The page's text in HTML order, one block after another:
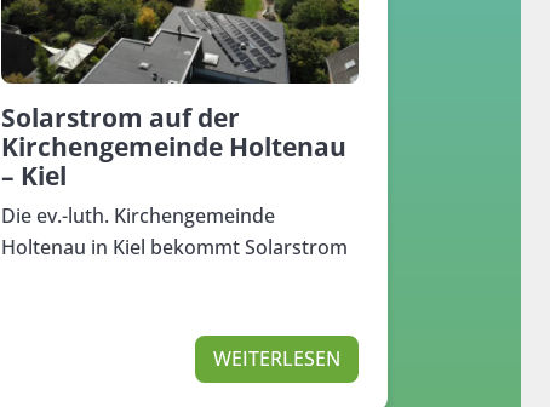
Solarstrom auf der
Kirchengemeinde Holtenau
– Kiel
Die ev.-luth. Kirchengemeinde
Holtenau in Kiel bekommt Solarstrom
WEITERLESEN